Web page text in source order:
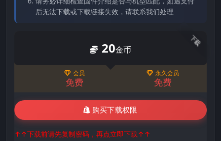
后无法下载或下载链接失效，请联系我们处理
下载
20金币
会员
免费
永久会员
免费
购买下载权限
↑↑下载前请先复制密码，再点立即下载↑↑